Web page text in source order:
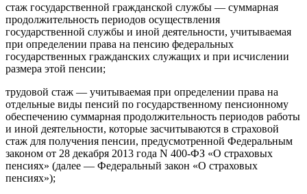
стаж государственной гражданской службы — суммарная
продолжительность периодов осуществления
государственной службы и иной деятельности, учитываемая
при определении права на пенсию федеральных
государственных гражданских служащих и при исчислении
размера этой пенсии;
трудовой стаж — учитываемая при определении права на
отдельные виды пенсий по государственному пенсионному
обеспечению суммарная продолжительность периодов работы
и иной деятельности, которые засчитываются в страховой
стаж для получения пенсии, предусмотренной Федеральным
законом от 28 декабря 2013 года N 400-ФЗ «О страховых
пенсиях» (далее — Федеральный закон «О страховых
пенсиях»);